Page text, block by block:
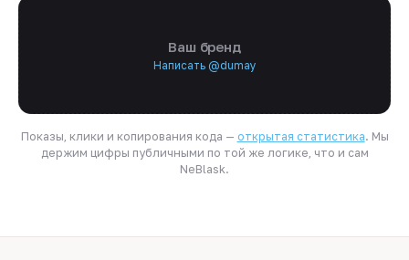
Ваш бренд
Написать @dumay
Показы, клики и копирования кода — открытая статистика. Мы
держим цифры публичными по той же логике, что и сам
NeBlask.